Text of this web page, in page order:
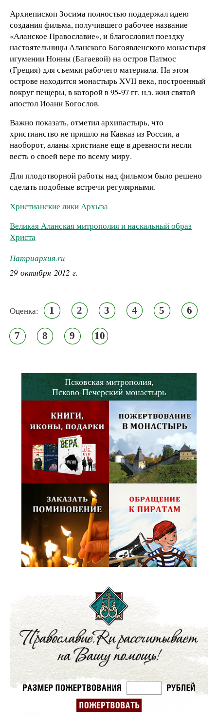
Архиепископ Зосима полностью поддержал идею
создания фильма, получившего рабочее название
«Аланское Православие», и благословил поездку
настоятельницы Аланского Богоявленского монастыря
игумении Нонны (Багаевой) на остров Патмос
(Греция) для съемки рабочего материала. На этом
острове находится монастырь XVII века, построенный
вокруг пещеры, в которой в 95-97 гг. н.э. жил святой
апостол Иоанн Богослов.
Важно показать, отметил архипастырь, что
христианство не пришло на Кавказ из России, а
наоборот, аланы-христиане еще в древности несли
весть о своей вере по всему миру.
Для плодотворной работы над фильмом было решено
сделать подобные встречи регулярными.
Христианские лики Архыза
Великая Аланская митрополия и наскальный образ
Христа
Патриархия.ru
29 октября 2012 г.
Оценка: 1 2 3 4 5 6
7 8 9 10
Псковская митрополия,
Псково-Печерский монастырь